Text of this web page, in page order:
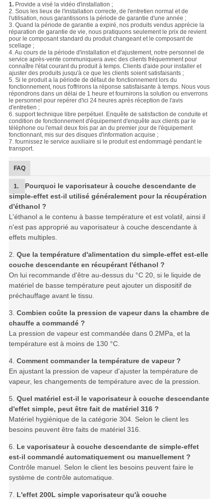
1. Provide a visé la vidéo d'installation ;
2. Sous les lieux de l'installation correcte, de l'entretien normal et de
l'utilisation, nous garantissons la période de garantie d'une année ;
3. Quand la période de garantie a expiré, nos produits vendus apprécie la
réparation de garantie de vie, nous pratiquons seulement le prix de revient
pour le composant standard du produit changeant et le composant de
scellage ;
4. Au cours de la période d'installation et d'ajustement, notre personnel de
service après-vente communiquera avec des clients fréquemment pour
connaître l'état courant du produit à temps. Clients d'aide pour installer et
ajuster des produits jusqu'à ce que les clients soient satisfaisants ;
5. Si le produit a la période de défaut de fonctionnement lors du
fonctionnement, nous t'offrirons la réponse satisfaisante à temps. Nous vous
répondrons dans un délai de 1 heure et fournirons la solution ou enverrons
le personnel pour repérer d'ici 24 heures après réception de l'avis
d'entretien ;
6. support technique libre perpétuel. Enquête de satisfaction de conduite et
condition de fonctionnement d'équipement d'enquête aux clients par le
téléphone ou l'email deux fois par an du premier jour de l'équipement
fonctionnant, mis sur des disques d'information acquise ;
7. fournissez le service auxiliaire si le produit est endommagé pendant le
transport.
FAQ
1.
Pourquoi le vaporisateur à couche descendante de
simple-effet est-il utilisé généralement pour la récupération
d'éthanol ?
L'éthanol a le contenu à basse température et est volatil, ainsi il
n'est pas approprié au vaporisateur à couche descendante à
effets multiples.
2. Que la température d'alimentation du simple-effet est-elle
couche descendante en récupérant l'éthanol ?
On lui recommande d'être au-dessus du °C 20, si le liquide de
matériel de basse température peut ajouter un dispositif de
préchauffage avant le tissu.
3. Combien coûte la pression de vapeur dans la chambre de
chauffe a commandé ?
La pression de vapeur est commandée dans 0.2MPa, et la
température est à moins de 130 °C.
4. Comment commander la température de vapeur ?
En ajustant la pression de vapeur d'ajuster la température de
vapeur, les changements de température avec de la pression.
5. Quel matériel est-il le vaporisateur à couche descendante
d'effet simple, peut être fait de matériel 316 ?
Matériel hygiénique de la catégorie 304. Selon le client les
besoins peuvent être faits de matériel 316.
6. Le vaporisateur à couche descendante de simple-effet
est-il commandé automatiquement ou manuellement ?
Contrôle manuel. Selon le client les besoins peuvent faire le
système de contrôle automatique.
7. L'effet 200L simple vaporisateur qu'à couche